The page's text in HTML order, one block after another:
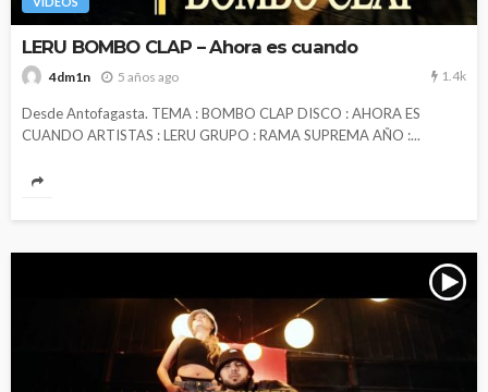
LERU BOMBO CLAP – Ahora es cuando
4dm1n 5 años ago 1.4k
Desde Antofagasta. TEMA : BOMBO CLAP DISCO : AHORA ES
CUANDO ARTISTAS : LERU GRUPO : RAMA SUPREMA AÑO :...